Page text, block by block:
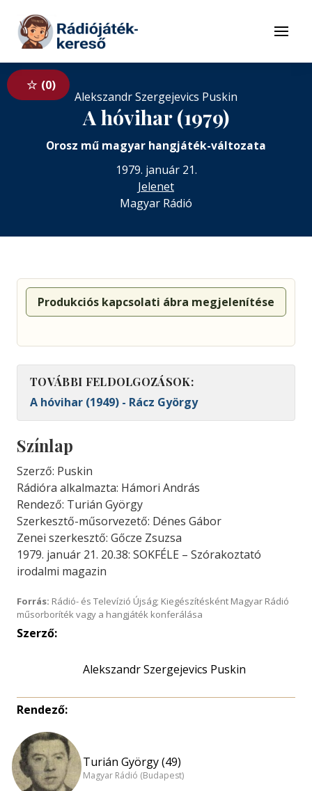
Tovább a tartalomhoz
Menü
0
Alekszandr Szergejevics Puskin
A hóvihar (1979)
Orosz mű magyar hangjáték-változata
1979. január 21.
Jelenet
Magyar Rádió
Produkciós kapcsolati ábra megjelenítése
TOVÁBBI FELDOLGOZÁSOK:
A hóvihar (1949) - Rácz György
Színlap
Szerző: Puskin
Rádióra alkalmazta: Hámori András
Rendező: Turián György
Szerkesztő-műsorvezető: Dénes Gábor
Zenei szerkesztő: Gőcze Zsuzsa
1979. január 21. 20.38: SOKFÉLE – Szórakoztató
irodalmi magazin
Forrás: Rádió- és Televízió Újság; Kiegészítésként Magyar Rádió
műsorboríték vagy a hangjáték konferálása
Szerző:
Alekszandr Szergejevics Puskin
Rendező:
Turián György (49)
Magyar Rádió (Budapest)